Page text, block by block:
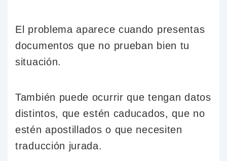
El problema aparece cuando presentas
documentos que no prueban bien tu
situación.
También puede ocurrir que tengan datos
distintos, que estén caducados, que no
estén apostillados o que necesiten
traducción jurada.